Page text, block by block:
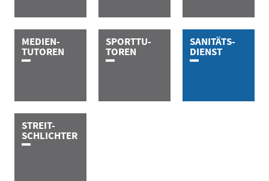
MEDIEN-
TUTOREN
SPORTTU-
TOREN
SANITÄTS-
DIENST
STREIT-
SCHLICHTER